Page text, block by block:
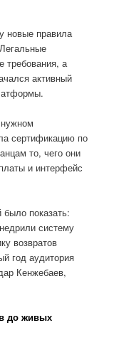
новые правила
требования, а
активный
сертификацию по
то, чего они
и интерфейс
показать:
систему
возвратов
год аудитория
Кенжебаев,
до живых